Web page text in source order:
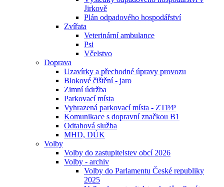
Jirkově
Plán odpadového hospodářství
Zvířata
Veterinární ambulance
Psi
Včelstvo
Doprava
Uzavírky a přechodné úpravy provozu
Blokové čištění - jaro
Zimní údržba
Parkovací místa
Vyhrazená parkovací místa - ZTP⁄P
Komunikace s dopravní značkou B1
Odtahová služba
MHD, DÚK
Volby
Volby do zastupitelstev obcí 2026
Volby - archiv
Volby do Parlamentu České republiky
2025